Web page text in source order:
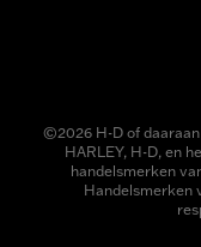
©2026 H-D of daaraan
HARLEY, H-D, en
handelsmerken
Handelsmerken